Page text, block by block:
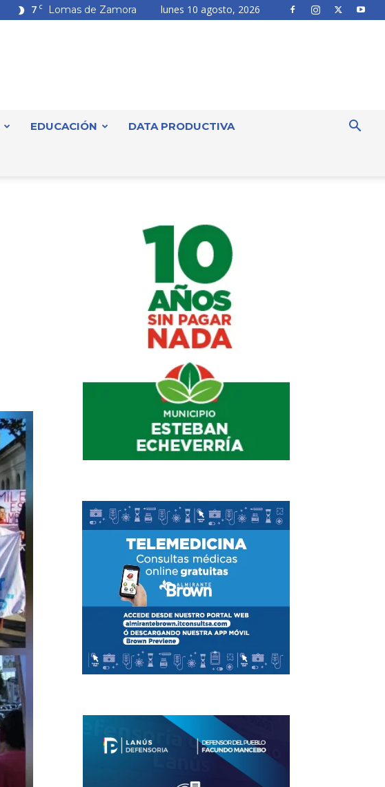
7 C Lomas de Zamora lunes 10 agosto, 2026
EDUCACIÓN DATA PRODUCTIVA